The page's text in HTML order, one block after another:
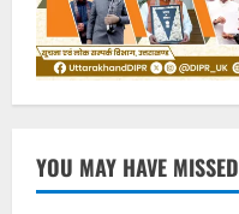
YOU MAY HAVE MISSED